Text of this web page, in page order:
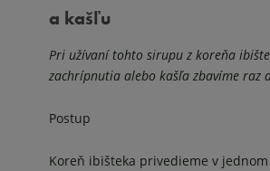
a kašľu
Pri užívaní tohto sirupu z koreňa
zachrípnutia alebo kašľa zbavíme raz
Postup
Koreň ibišteka privedieme v